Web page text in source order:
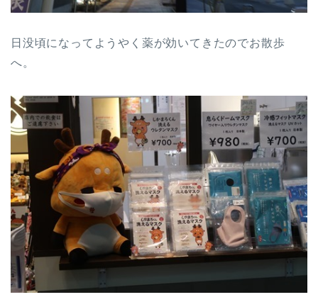
日没頃になってようやく薬が効いてきたのでお散歩
へ。